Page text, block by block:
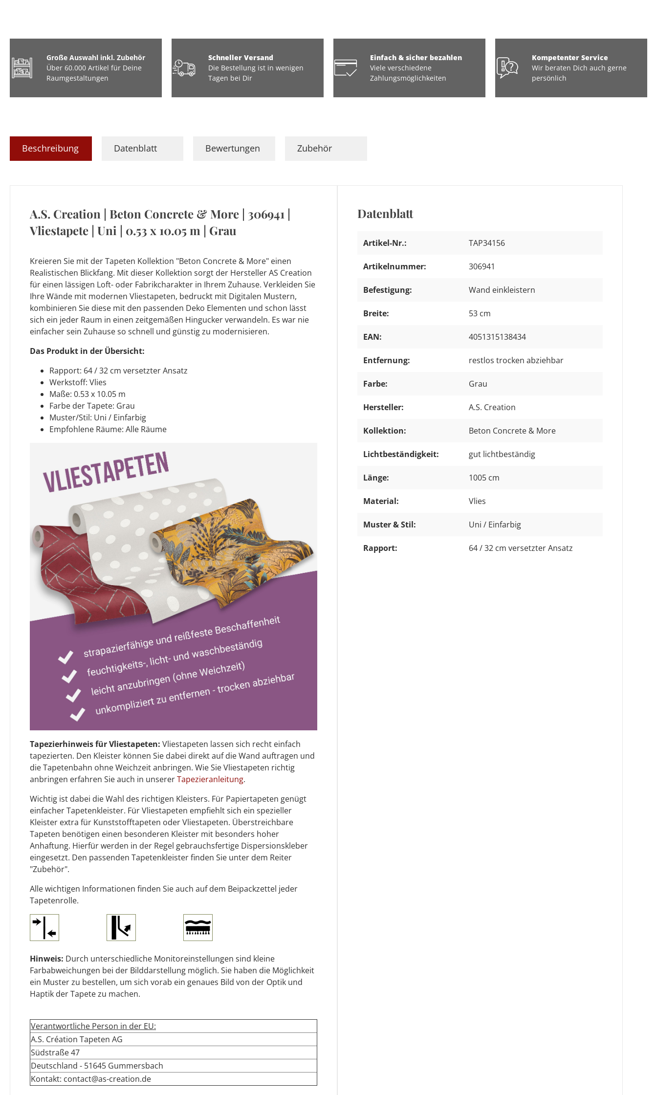
Große Auswahl inkl. Zubehör
Über 60.000 Artikel für Deine
Raumgestaltungen
Schneller Versand
Die Bestellung ist in wenigen
Tagen bei Dir
Einfach & sicher bezahlen
Viele verschiedene
Zahlungsmöglichkeiten
Kompetenter Service
Wir beraten Dich auch gerne
persönlich
Beschreibung Datenblatt Bewertungen Zubehör
A.S. Creation | Beton Concrete & More | 306941 |
Vliestapete | Uni | 0.53 x 10.05 m | Grau
Kreieren Sie mit der Tapeten Kollektion "Beton Concrete & More" einen
Realistischen Blickfang. Mit dieser Kollektion sorgt der Hersteller AS Creation
für einen lässigen Loft- oder Fabrikcharakter in Ihrem Zuhause. Verkleiden Sie
Ihre Wände mit modernen Vliestapeten, bedruckt mit Digitalen Mustern,
kombinieren Sie diese mit den passenden Deko Elementen und schon lässt
sich ein jeder Raum in einen zeitgemäßen Hingucker verwandeln. Es war nie
einfacher sein Zuhause so schnell und günstig zu modernisieren.
Das Produkt in der Übersicht:
Rapport: 64 / 32 cm versetzter Ansatz
Werkstoff: Vlies
Maße: 0.53 x 10.05 m
Farbe der Tapete: Grau
Muster/Stil: Uni / Einfarbig
Empfohlene Räume: Alle Räume
Tapezierhinweis für Vliestapeten: Vliestapeten lassen sich recht einfach
tapezierten. Den Kleister können Sie dabei direkt auf die Wand auftragen und
die Tapetenbahn ohne Weichzeit anbringen. Wie Sie Vliestapeten richtig
anbringen erfahren Sie auch in unsererTapezieranleitung.
Wichtig ist dabei die Wahl des richtigen Kleisters. Für Papiertapeten genügt
einfacher Tapetenkleister. Für Vliestapeten empfiehlt sich ein spezieller
Kleister extra für Kunststofftapeten oder Vliestapeten. Überstreichbare
Tapeten benötigen einen besonderen Kleister mit besonders hoher
Anhaftung. Hierfür werden in der Regel gebrauchsfertige Dispersionskleber
eingesetzt. Den passenden Tapetenkleister finden Sie unter dem Reiter
"Zubehör".
Alle wichtigen Informationen finden Sie auch auf dem Beipackzettel jeder
Tapetenrolle.
Hinweis: Durch unterschiedliche Monitoreinstellungen sind kleine
Farbabweichungen bei der Bilddarstellung möglich. Sie haben die Möglichkeit
ein Muster zu bestellen, um sich vorab ein genaues Bild von der Optik und
Haptik der Tapete zu machen.
Verantwortliche Person in der EU:
A.S. Création Tapeten AG
Südstraße 47
Deutschland - 51645 Gummersbach
Kontakt: contact@as-creation.de
Datenblatt
Artikel-Nr.: TAP34156
Artikelnummer: 306941
Befestigung: Wand einkleistern
Breite: 53 cm
EAN: 4051315138434
Entfernung: restlos trocken abziehbar
Farbe: Grau
Hersteller: A.S. Creation
Kollektion: Beton Concrete & More
Lichtbeständigkeit: gut lichtbeständig
Länge: 1005 cm
Material: Vlies
Muster & Stil: Uni / Einfarbig
Rapport: 64 / 32 cm versetzter Ansatz